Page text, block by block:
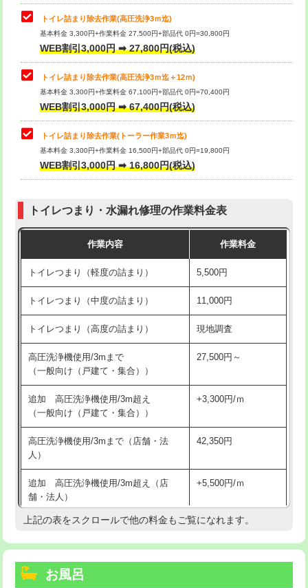
トイレ詰まり除去作業(高圧洗浄3ｍ迄)
基本料金 3,300円+作業料金 27,500円+部品代 0円=30,800円
WEB割引3,000円 ➡ 27,800円(税込)
トイレ詰まり除去作業(高圧洗浄3ｍ迄＋12ｍ)
基本料金 3,300円+作業料金 67,100円+部品代 0円=70,400円
WEB割引3,000円 ➡ 67,400円(税込)
トイレ詰まり除去作業(トーラー作業3ｍ迄)
基本料金 3,300円+作業料金 16,500円+部品代 0円=19,800円
WEB割引3,000円 ➡ 16,800円(税込)
トイレつまり・水漏れ修理の作業料金表
作業内容 作業料金
トイレつまり（軽度の詰まり） 5,500円
トイレつまり（中度の詰まり） 11,000円
トイレつまり（高度の詰まり） 現地調査
高圧洗浄機使用/3mまで
（一般向け（戸建て・集合））
27,500円～
追加 高圧洗浄機使用/3m超え
（一般向け（戸建て・集合））
+3,300円/ｍ
高圧洗浄機使用/3mまで（店舗・法
人）
42,350円
追加 高圧洗浄機使用/3m超え（店
舗・法人）
+5,500円/ｍ
高度高圧洗浄換 現地調査
トーラー機使用/3mまで
上記の表をスクロールで他の料金もご覧になれます。
お風呂